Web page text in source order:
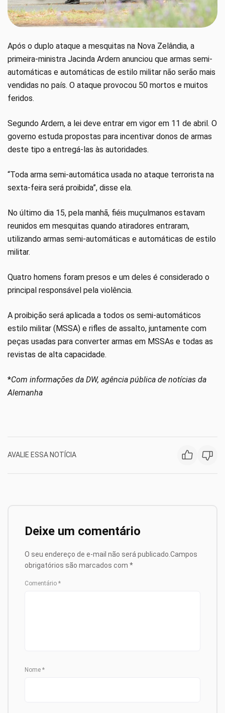
Após o duplo ataque a mesquitas na Nova Zelândia, a
primeira-ministra Jacinda Ardern anunciou que armas semi-
automáticas e automáticas de estilo militar não serão mais
vendidas no país. O ataque provocou 50 mortos e muitos
feridos.
Segundo Ardern, a lei deve entrar em vigor em 11 de abril. O
governo estuda propostas para incentivar donos de armas
deste tipo a entregá-las às autoridades.
“Toda arma semi-automática usada no ataque terrorista na
sexta-feira será proibida”, disse ela.
No último dia 15, pela manhã, fiéis muçulmanos estavam
reunidos em mesquitas quando atiradores entraram,
utilizando armas semi-automáticas e automáticas de estilo
militar.
Quatro homens foram presos e um deles é considerado o
principal responsável pela violência.
A proibição será aplicada a todos os semi-automáticos
estilo militar (MSSA) e rifles de assalto, juntamente com
peças usadas para converter armas em MSSAs e todas as
revistas de alta capacidade.
*Com informações da DW, agência pública de notícias da
Alemanha
AVALIE ESSA NOTÍCIA
Deixe um comentário
O seu endereço de e-mail não será publicado. Campos
obrigatórios são marcados com *
Comentário *
Nome *